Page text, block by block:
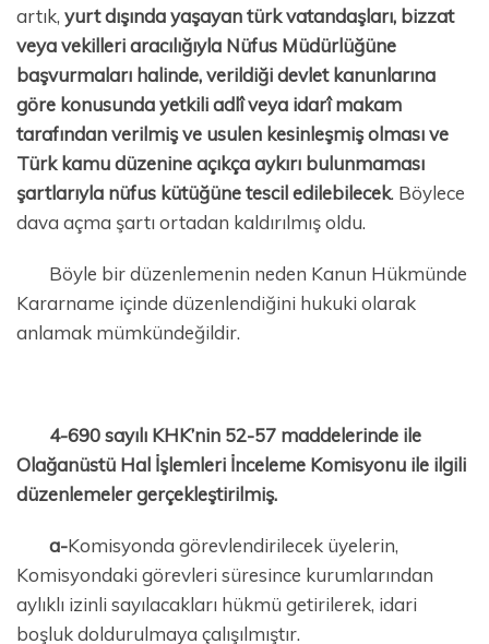
artık, yurt dışında yaşayan türk vatandaşları, bizzat
veya vekilleri aracılığıyla Nüfus Müdürlüğüne
başvurmaları halinde, verildiği devlet kanunlarına
göre konusunda yetkili adlî veya idarî makam
tarafından verilmiş ve usulen kesinleşmiş olması ve
Türk kamu düzenine açıkça aykırı bulunmaması
şartlarıyla nüfus kütüğüne tescil edilebilecek. Böylece
dava açma şartı ortadan kaldırılmış oldu.
Böyle bir düzenlemenin neden Kanun Hükmünde
Kararname içinde düzenlendiğini hukuki olarak
anlamak mümkündeğildir.
4-690 sayılı KHK’nin 52-57 maddelerinde ile
Olağanüstü Hal İşlemleri İnceleme Komisyonu ile ilgili
düzenlemeler gerçekleştirilmiş.
a-Komisyonda görevlendirilecek üyelerin,
Komisyondaki görevleri süresince kurumlarından
aylıklı izinli sayılacakları hükmü getirilerek, idari
boşluk doldurulmaya çalışılmıştır.